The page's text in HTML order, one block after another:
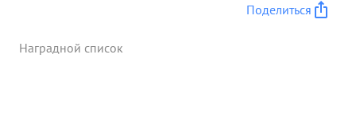
Поделиться
Наградной список